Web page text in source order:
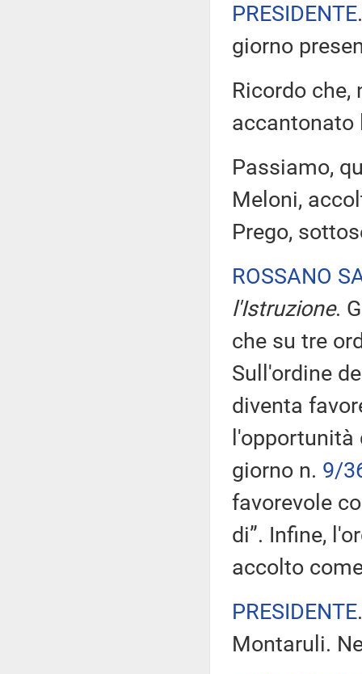
PRESIDENTE
giorno
Ricordo
accantonato
Passiamo,
Meloni,
Prego,
ROSSANO
l'Istruzione.
che su tre
Sull'ordine
diventa
giorno n. 9/
favorevole
di”. Infine,
accolto
PRESIDENTE
Montaruli.